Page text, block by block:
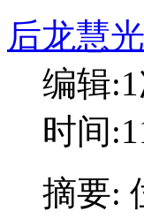
后龙慧
编辑
时间
摘要: